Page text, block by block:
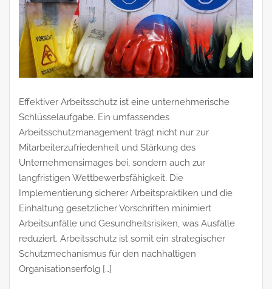
Effektiver Arbeitsschutz ist eine unternehmerische
Schlüsselaufgabe. Ein umfassendes
Arbeitsschutzmanagement trägt nicht nur zur
Mitarbeiterzufriedenheit und Stärkung des
Unternehmensimages bei, sondern auch zur
langfristigen Wettbewerbsfähigkeit. Die
Implementierung sicherer Arbeitspraktiken und die
Einhaltung gesetzlicher Vorschriften minimiert
Arbeitsunfälle und Gesundheitsrisiken, was Ausfälle
reduziert. Arbeitsschutz ist somit ein strategischer
Schutzmechanismus für den nachhaltigen
Organisationserfolg […]